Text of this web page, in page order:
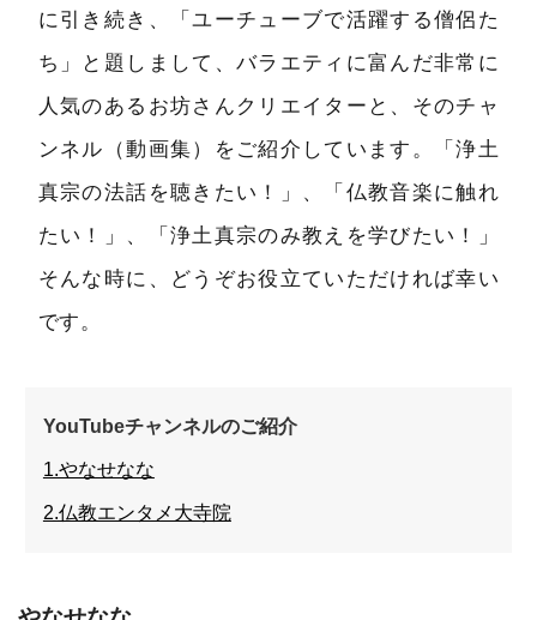
に引き続き、「ユーチューブで活躍する僧侶た
ち」と題しまして、バラエティに富んだ非常に
人気のあるお坊さんクリエイターと、そのチャ
ンネル（動画集）をご紹介しています。「浄土
真宗の法話を聴きたい！」、「仏教音楽に触れ
たい！」、「浄土真宗のみ教えを学びたい！」
そんな時に、どうぞお役立ていただければ幸い
です。
YouTubeチャンネルのご紹介
1.やなせなな
2.仏教エンタメ大寺院